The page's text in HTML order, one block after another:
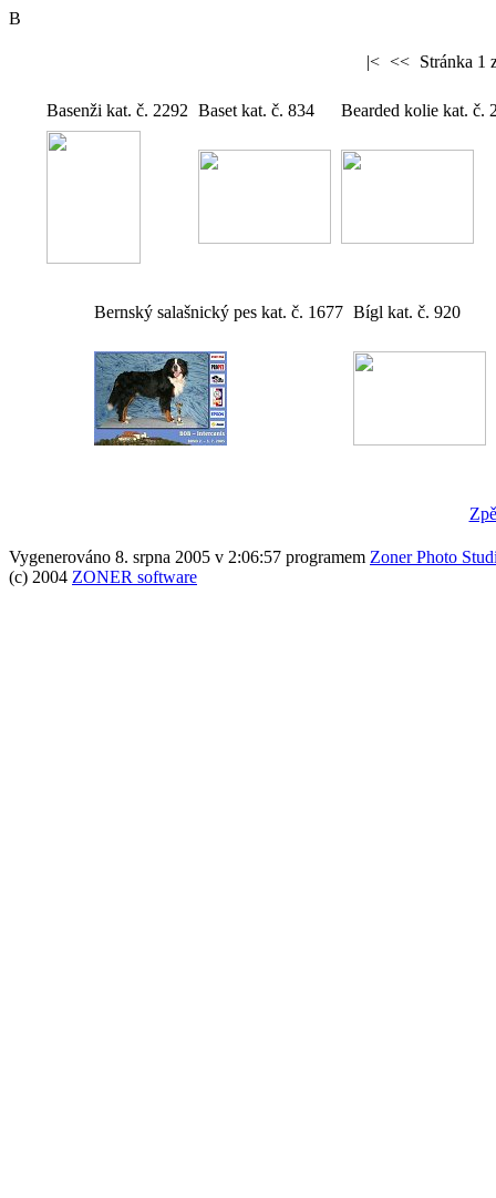
B
|< << Stránka 1
Basenži kat. č. 2292 Baset kat. č. 834 Bearded kolie kat. č.
Bernský salašnický pes kat. č. 1677 Bígl kat. č. 920
Vygenerováno 8. srpna 2005 v 2:06:57 programem Zoner Photo
(c) 2004 ZONER software